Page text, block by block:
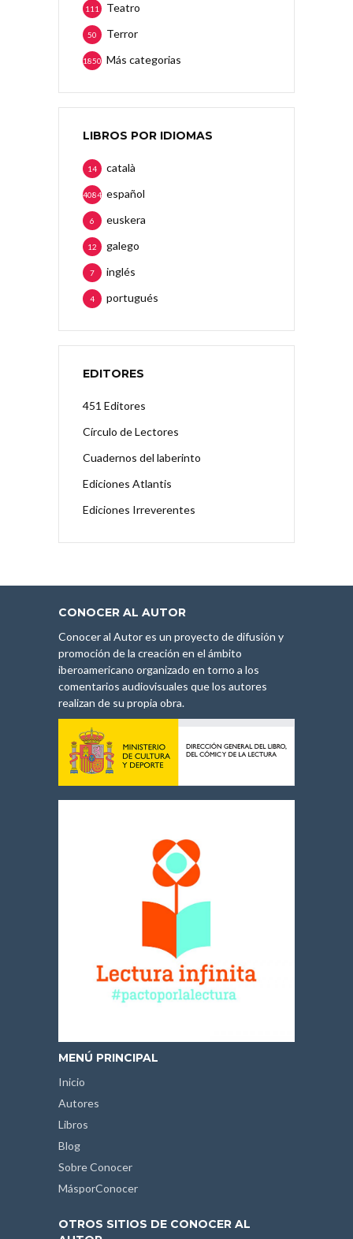
Teatro
111
Terror
50
Más categorias
1850
LIBROS POR IDIOMAS
català
14
español
4084
euskera
6
galego
12
inglés
7
portugués
4
EDITORES
451 Editores
Círculo de Lectores
Cuadernos del laberinto
Ediciones Atlantis
Ediciones Irreverentes
CONOCER AL AUTOR
Conocer al Autor es un proyecto de difusión y
promoción de la creación en el ámbito
iberoamericano organizado en torno a los
comentarios audiovisuales que los autores
realizan de su propia obra.
MENÚ PRINCIPAL
Inicio
Autores
Libros
Blog
Sobre Conocer
MásporConocer
OTROS SITIOS DE CONOCER AL